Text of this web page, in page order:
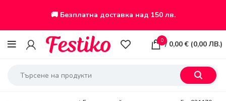
🚚 Безплатна доставка над 150 лв.
0 / 0,00€ (0,00 ЛВ.)